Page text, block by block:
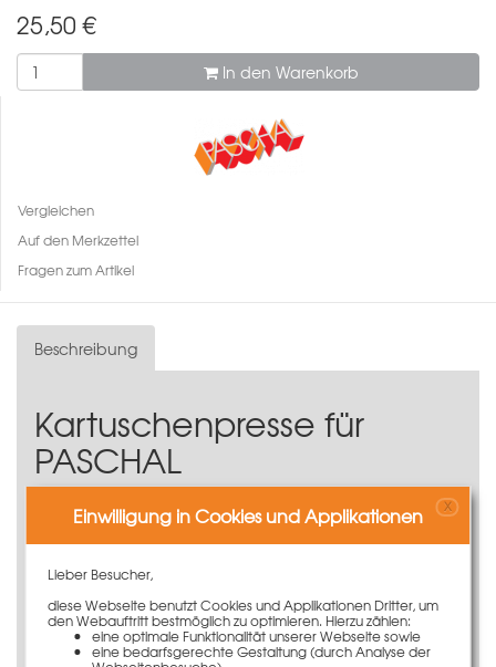
25,50 €
In den Warenkorb
Vergleichen
Auf den Merkzettel
Fragen zum Artikel
Beschreibung
Kartuschenpresse für
PASCHAL
Fugendichtungsmasse 310
ml
Die Kartuschenpresse für PASCHAL
Aufbringen derFugendichtungsmasse.
0,50 kg leicht
Einwilligung in Cookies und Applikationen X
Lieber Besucher,
diese Webseite benutzt Cookies und Applikationen Dritter, um
den Webauftritt bestmöglich zu optimieren. Hierzu zählen:
eine optimale Funktionalität unserer Webseite sowie
eine bedarfsgerechte Gestaltung (durch Analyse der